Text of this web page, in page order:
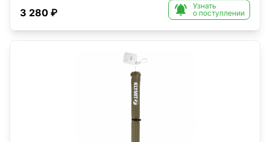
3 280 ₽ 
Узнать
о поступлении